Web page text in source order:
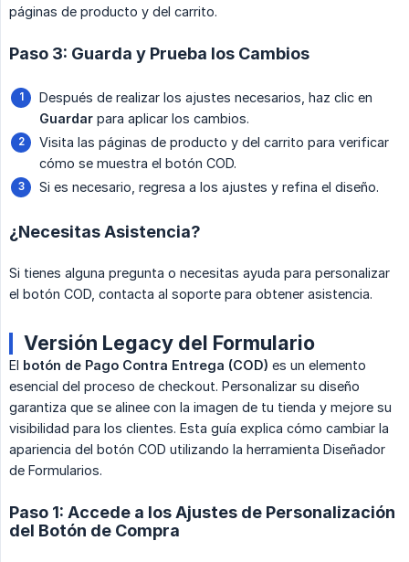
páginas de producto y del carrito.
Paso 3: Guarda y Prueba los Cambios
Después de realizar los ajustes necesarios, haz clic en
Guardar para aplicar los cambios.
Visita las páginas de producto y del carrito para verificar
cómo se muestra el botón COD.
Si es necesario, regresa a los ajustes y refina el diseño.
¿Necesitas Asistencia?
Si tienes alguna pregunta o necesitas ayuda para personalizar
el botón COD, contacta al soporte para obtener asistencia.
Versión Legacy del Formulario
El botón de Pago Contra Entrega (COD) es un elemento
esencial del proceso de checkout. Personalizar su diseño
garantiza que se alinee con la imagen de tu tienda y mejore su
visibilidad para los clientes. Esta guía explica cómo cambiar la
apariencia del botón COD utilizando la herramienta Diseñador
de Formularios.
Paso 1: Accede a los Ajustes de Personalización
del Botón de Compra